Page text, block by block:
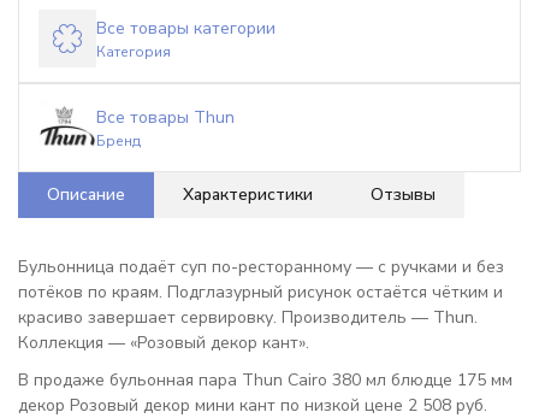
Все товары категории
Категория
Все товары Thun
Бренд
Описание Характеристики Отзывы
Бульонница подаёт суп по-ресторанному — с ручками и без
потёков по краям. Подглазурный рисунок остаётся чётким и
красиво завершает сервировку. Производитель — Thun.
Коллекция — «Розовый декор кант».
В продаже бульонная пара Thun Cairo 380 мл блюдце 175 мм
декор Розовый декор мини кант по низкой цене 2 508 руб.